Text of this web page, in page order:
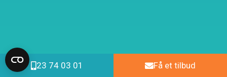
23 74 03 01 Få et tilbud